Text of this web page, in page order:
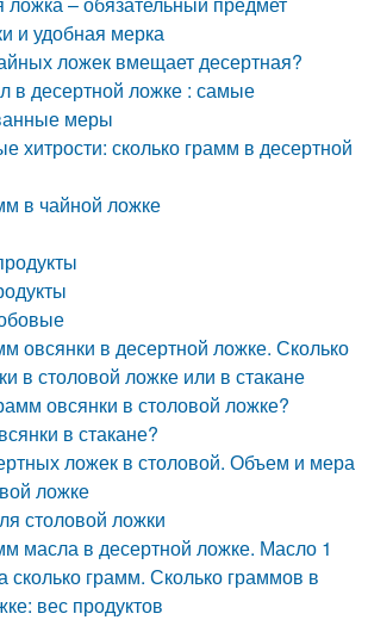
и удобная мерка
ложек вмещает десертная?
в десертной ложке : самые
меры
хитрости: сколько грамм в десертной
в чайной ложке
овсянки в десертной ложке. Сколько
в столовой ложке или в стакане
овсянки в столовой ложке?
в стакане?
ложек в столовой. Объем и мера
ложке
столовой ложки
масла в десертной ложке. Масло 1
сколько грамм. Сколько граммов в
вес продуктов